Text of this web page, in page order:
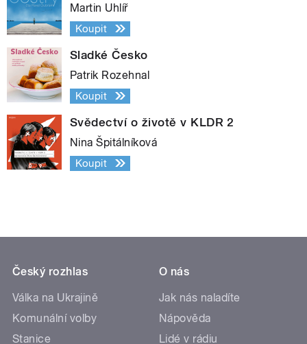
Martin Uhlíř
Koupit
Sladké Česko
Patrik Rozehnal
Koupit
Svědectví o životě v KLDR 2
Nina Špitálníková
Koupit
Český rozhlas
Válka na Ukrajině
Komunální volby
Stanice
O nás
Jak nás naladíte
Nápověda
Lidé v rádiu